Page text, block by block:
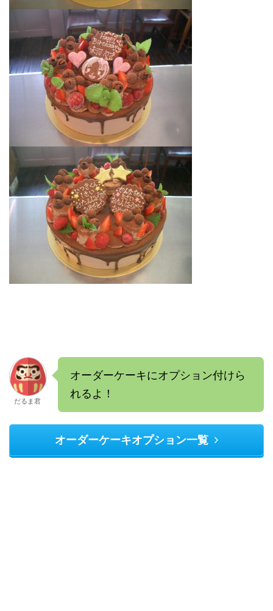
だるま君
オーダーケーキにオプション付けら
れるよ！
オーダーケーキオプション一覧